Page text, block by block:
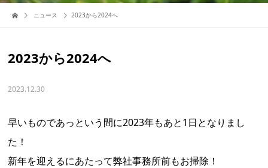
ニュース 2023から2024へ
2023から2024へ
2023.12.30
早いものであっという間に2023年もあと1日となりまし
た！
新年を迎えるにあたって弊社事務所前もお掃除！